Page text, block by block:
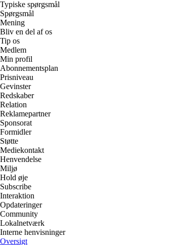
Typiske spørgsmål
Spørgsmål
Mening
Bliv en del af os
Tip os
Medlem
Min profil
Abonnementsplan
Prisniveau
Gevinster
Redskaber
Relation
Reklamepartner
Sponsorat
Formidler
Støtte
Mediekontakt
Henvendelse
Miljø
Hold øje
Subscribe
Interaktion
Opdateringer
Community
Lokalnetværk
Interne henvisninger
Oversigt